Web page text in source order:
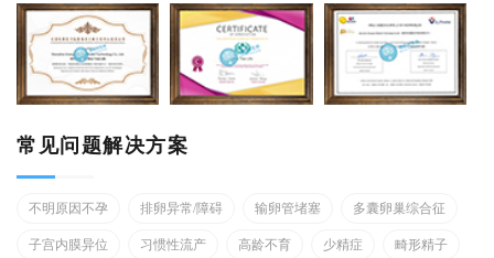
常见问题解决方案
不明原因不孕 排卵异常/障碍 输卵管堵塞 多囊卵巢综合征
子宫内膜异位 习惯性流产 高龄不育 少精症 畸形精子